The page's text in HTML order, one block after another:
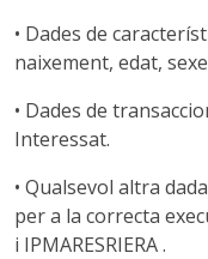
• Dades de
naixement, edat,
• Dades de
Interessat.
• Qualsevol altra
per a la correcta
i IPMARESRIERA .